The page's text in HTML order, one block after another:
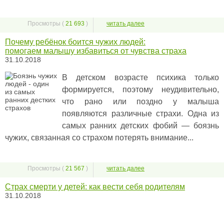
Просмотры ( 21 693 ) читать далее
Почему ребёнок боится чужих людей:
помогаем малышу избавиться от чувства страха
31.10.2018
В детском возрасте психика только
формируется, поэтому неудивительно,
что рано или поздно у малыша
появляются различные страхи. Одна из
самых ранних детских фобий — боязнь
чужих, связанная со страхом потерять внимание...
Просмотры ( 21 567 ) читать далее
Страх смерти у детей: как вести себя родителям
31.10.2018